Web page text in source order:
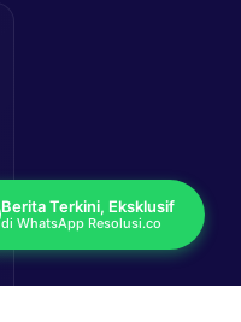
Berita Terkini, Eksklusif
di WhatsApp Resolusi.co